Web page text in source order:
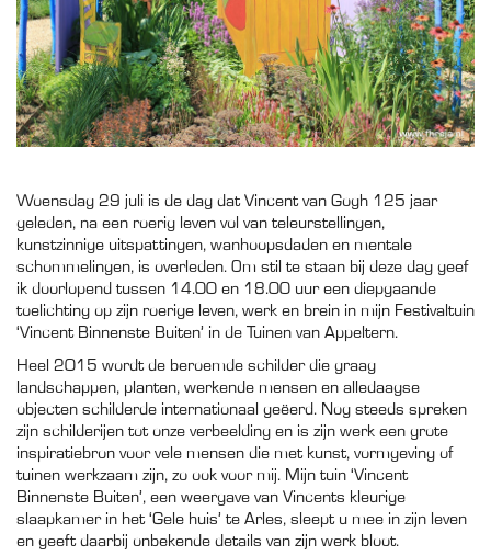
Woensdag 29 juli is de dag dat Vincent van Gogh 125 jaar
geleden, na een roerig leven vol van teleurstellingen,
kunstzinnige uitspattingen, wanhoopsdaden en mentale
schommelingen, is overleden. Om stil te staan bij deze dag geef
ik doorlopend tussen 14.00 en 18.00 uur een diepgaande
toelichting op zijn roerige leven, werk en brein in mijn Festivaltuin
‘Vincent Binnenste Buiten’ in de Tuinen van Appeltern.
Heel 2015 wordt de beroemde schilder die graag
landschappen, planten, werkende mensen en alledaagse
objecten schilderde internationaal geëerd. Nog steeds spreken
zijn schilderijen tot onze verbeelding en is zijn werk een grote
inspiratiebron voor vele mensen die met kunst, vormgeving of
tuinen werkzaam zijn, zo ook voor mij. Mijn tuin ‘Vincent
Binnenste Buiten’, een weergave van Vincents kleurige
slaapkamer in het ‘Gele huis’ te Arles, sleept u mee in zijn leven
en geeft daarbij onbekende details van zijn werk bloot.